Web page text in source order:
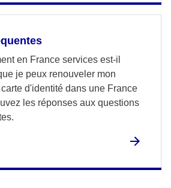
en France services est-il
je peux renouveler mon
d'identité dans une France
les réponses aux questions